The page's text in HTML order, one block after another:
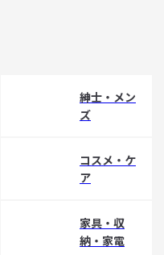
紳士・メン
ズ
コスメ・ケ
ア
家具・収
納・家電